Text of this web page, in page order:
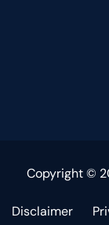
Copyright ©
Disclaimer